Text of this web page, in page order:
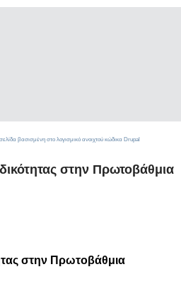
στην Πρωτοβάθμια
στην Πρωτοβάθμια
βασισμένη στο λογισμικό ανοιχτού κώδικα Drupal